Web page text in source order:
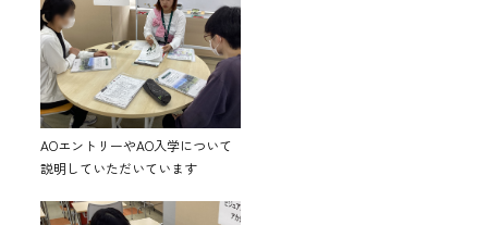
AOエントリーやAO入学について
説明していただいています